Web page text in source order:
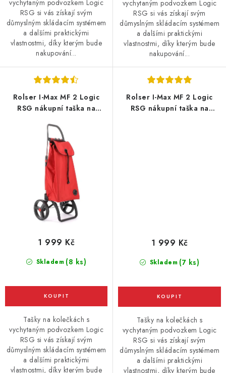
vychytaným podvozkem Logic
RSG si vás získají svým
důmyslným skládacím systémem
a dalšími praktickými
vlastnostmi, díky kterým bude
nakupování...
vychytaným podvozkem Logic
RSG si vás získají svým
důmyslným skládacím systémem
a dalšími praktickými
vlastnostmi, díky kterým bude
nakupování...
Rolser I-Max MF 2 Logic
RSG nákupní taška na
Skladem (8 ks)
1 999 Kč
Tašky na kolečkách s
vychytaným podvozkem Logic
RSG si vás získají svým
důmyslným skládacím systémem
a dalšími praktickými
vlastnostmi, díky kterým bude
Rolser I-Max MF 2 Logic
RSG nákupní taška na
Skladem (7 ks)
1 999 Kč
Tašky na kolečkách s
vychytaným podvozkem Logic
RSG si vás získají svým
důmyslným skládacím systémem
a dalšími praktickými
vlastnostmi, díky kterým bude